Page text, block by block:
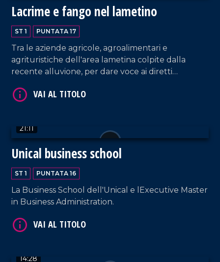
Lacrime e fango nel lametino
ST 1 PUNTATA 17
Tra le aziende agricole, agroalimentari e
agrituristiche dell'area lametina colpite dalla
recente alluvione, per dare voce ai diretti
21:11
Unical business school
ST 1 PUNTATA 16
La Business School dell'Unical e lExecutive Master
in Business Administration.
14:28
VAI AL TITOLO
VAI AL TITOLO